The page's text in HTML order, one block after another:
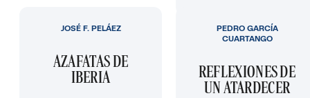
AZAFATAS DE
IBERIA
JOSÉ F. PELÁEZ
REFLEXIONES DE
UN ATARDECER
PEDRO GARCÍA
CUARTANGO